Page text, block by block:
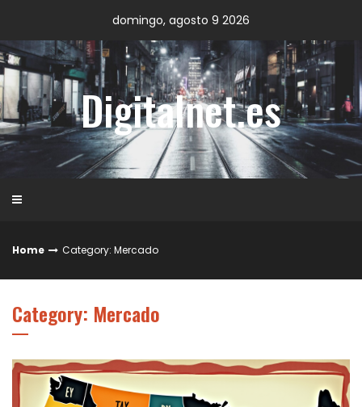
content
domingo, agosto 9 2026
Digitalnet.es
Home Category: Mercado
Category: Mercado